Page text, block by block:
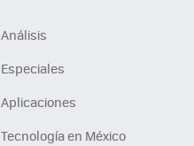
Análisis
Especiales
Aplicaciones
Tecnología en México